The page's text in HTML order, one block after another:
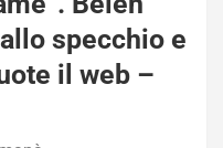
specchio e
il web –